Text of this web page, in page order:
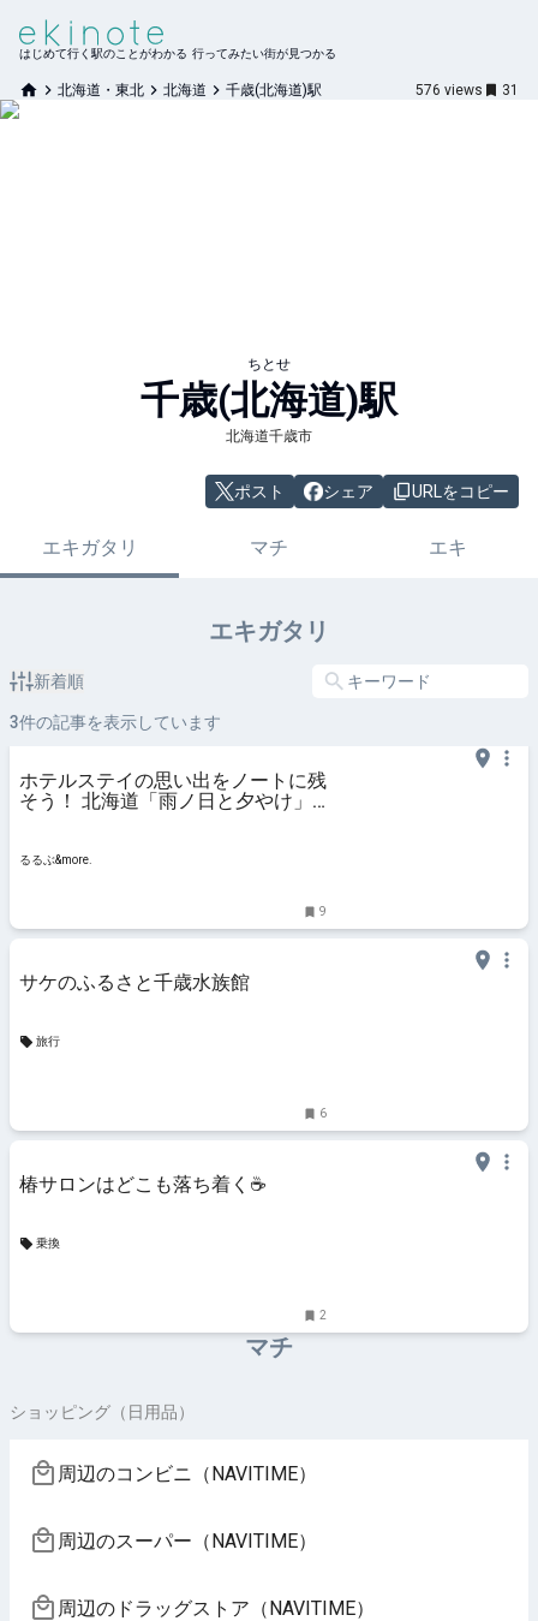
はじめて行く駅のことがわかる 行ってみたい街が見つかる
北海道・東北 北海道 千歳(北海道)駅 576 views 31
ちとせ
千歳(北海道)駅
北海道千歳市
ポスト シェア URLをコピー
エキガタリ マチ エキ
エキガタリ
新着順
3件の記事を表示しています
ホテルステイの思い出をノートに残
そう！ 北海道「雨ノ日と夕やけ」
るるぶ&more.
9
サケのふるさと千歳水族館
旅行
6
椿サロンはどこも落ち着く☕️
乗換
2
マチ
ショッピング（日用品）
周辺のコンビニ（NAVITIME）
周辺のスーパー（NAVITIME）
周辺のドラッグストア（NAVITIME）